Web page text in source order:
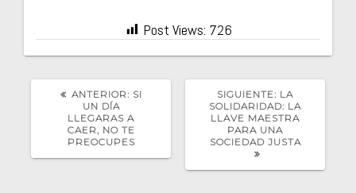
Post Views: 726
ANTERIOR: POST
SI
UN DÍA
LLEGARAS A
CAER, NO TE
PREOCUPES
SIGUIENTE: SIGUIENTE
POST:
LA
SOLIDARIDAD: LA
LLAVE MAESTRA
PARA UNA
SOCIEDAD JUSTA